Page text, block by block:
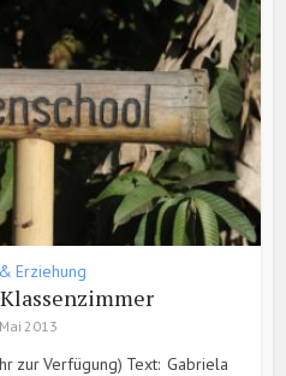
Erziehung
2013
zur Verfügung) Text: Gabriela